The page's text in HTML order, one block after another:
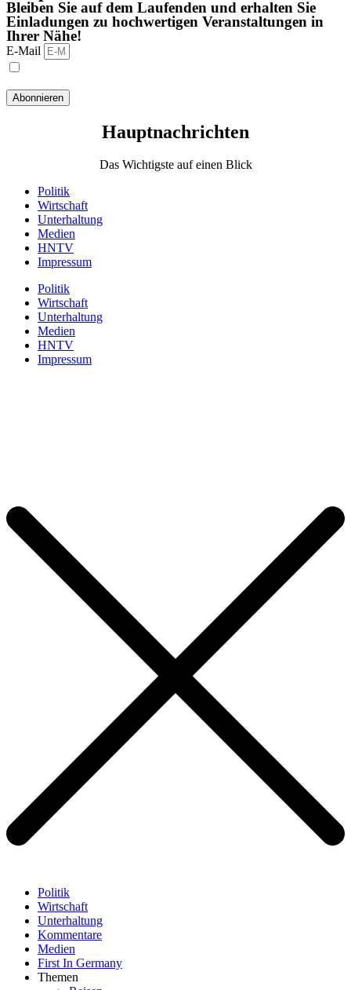
Bleiben Sie auf dem Laufenden und erhalten Sie
Einladungen zu hochwertigen Veranstaltungen in
Ihrer Nähe!
E-Mail
Abonnieren
Hauptnachrichten​
Das Wichtigste auf einen Blick
Politik
Wirtschaft
Unterhaltung
Medien
HNTV
Impressum
Politik
Wirtschaft
Unterhaltung
Medien
HNTV
Impressum
Politik
Wirtschaft
Unterhaltung
Kommentare
Medien
First In Germany
Themen